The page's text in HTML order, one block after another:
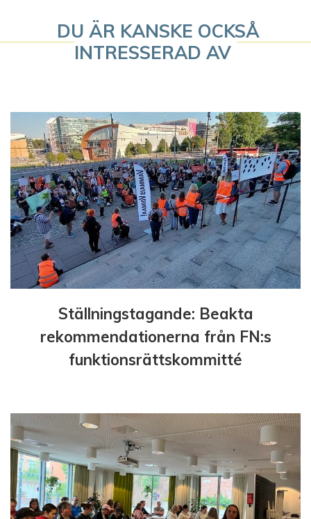
v
e
r
i
n
g
DU ÄR KANSKE OCKSÅ
INTRESSERAD AV
Ställningstagande: Beakta
rekommendationerna från FN:s
funktionsrättskommitté